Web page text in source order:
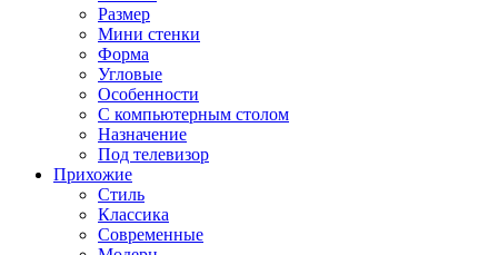
Размер
Мини стенки
Форма
Угловые
Особенности
С компьютерным столом
Назначение
Под телевизор
Прихожие
Стиль
Классика
Современные